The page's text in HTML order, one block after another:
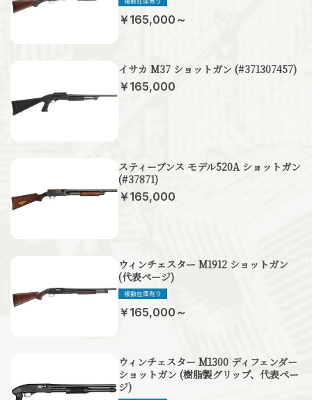
￥165,000～
イサカ M37 ショットガン (#371307457)
￥165,000
スティーブンス モデル520A ショットガン
(#37871)
￥165,000
ウィンチェスター M1912 ショットガン
(代表ページ)
￥165,000～
ウィンチェスター M1300 ディフェンダー
ショットガン (樹脂製グリップ、代表ペー
ジ)